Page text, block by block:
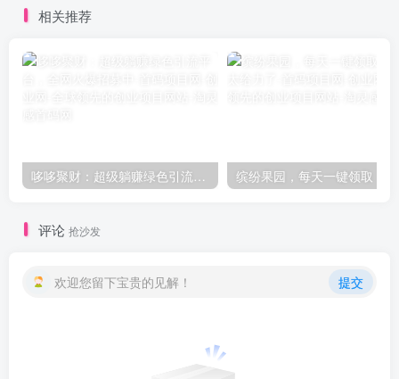
相关推荐
评论 抢沙发
欢迎您留下宝贵的见解！ 提交